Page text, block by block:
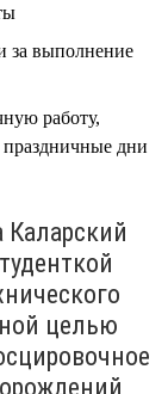
за выполнение
работу,
праздничные дни
Каларский
целью